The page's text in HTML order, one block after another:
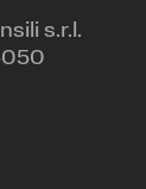
s.r.l.